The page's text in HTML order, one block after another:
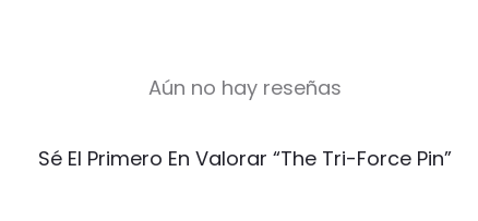
Aún no hay reseñas
Sé El Primero En Valorar “The Tri-Force Pin”